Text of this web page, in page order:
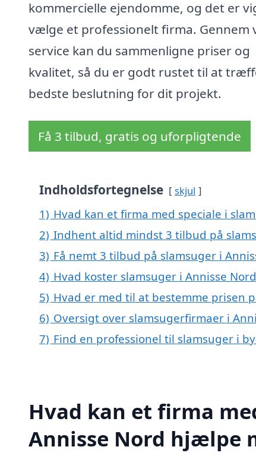
kommercielle ejendomme, og det er
vælge et professionelt firma. Gennem
service kan du sammenligne priser og
kvalitet, så du er godt rustet til at
bedste beslutning for dit projekt.
Få 3 tilbud, gratis og uforpligtende
Indholdsfortegnelse skjul
1) Hvad kan et firma med speciale i
2) Indhent altid mindst 3 tilbud på
3) Få nemt 3 tilbud på slamsuger i
4) Hvad koster slamsuger i Annisse
5) Hvad er med til at bestemme prisen
6) Oversigt over slamsugerfirmaer i
7) Find en professionel til slamsuger i
Hvad kan et firma
Annisse Nord hjælpe